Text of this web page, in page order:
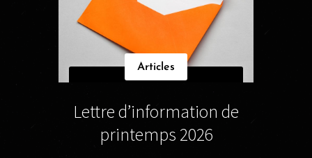
Articles
Lettre d’information de
printemps 2026